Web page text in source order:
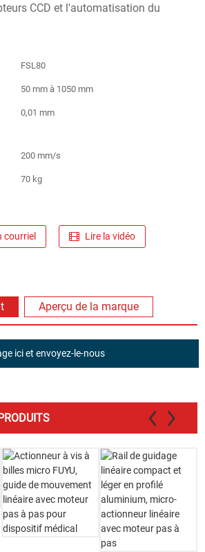
CCD et l'automatisation du
FSL80
50 mm à 1050 mm
0,01 mm
200 mm/s
70 kg
courriel Lire la vidéo
Aperçu de la marque
ici et envoyez-le-nous